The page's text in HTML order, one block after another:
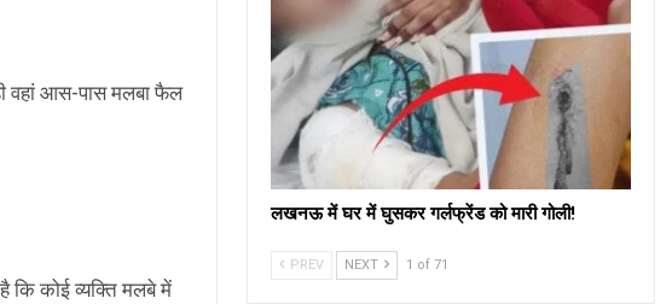
वहां आस-पास मलबा फैल
कि कोई व्यक्ति मलबे में
लखनऊ में घर में घुसकर गर्लफ्रेंड को मारी गोली!
PREV NEXT 1 of 71